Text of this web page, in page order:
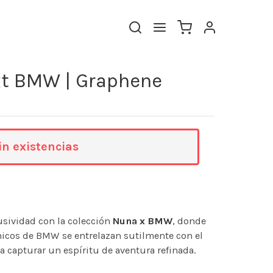
BMW | Graphene
con la colección Nuna x BMW, donde
de BMW se entrelazan sutilmente con el
capturar un espíritu de aventura refinada.
existencias